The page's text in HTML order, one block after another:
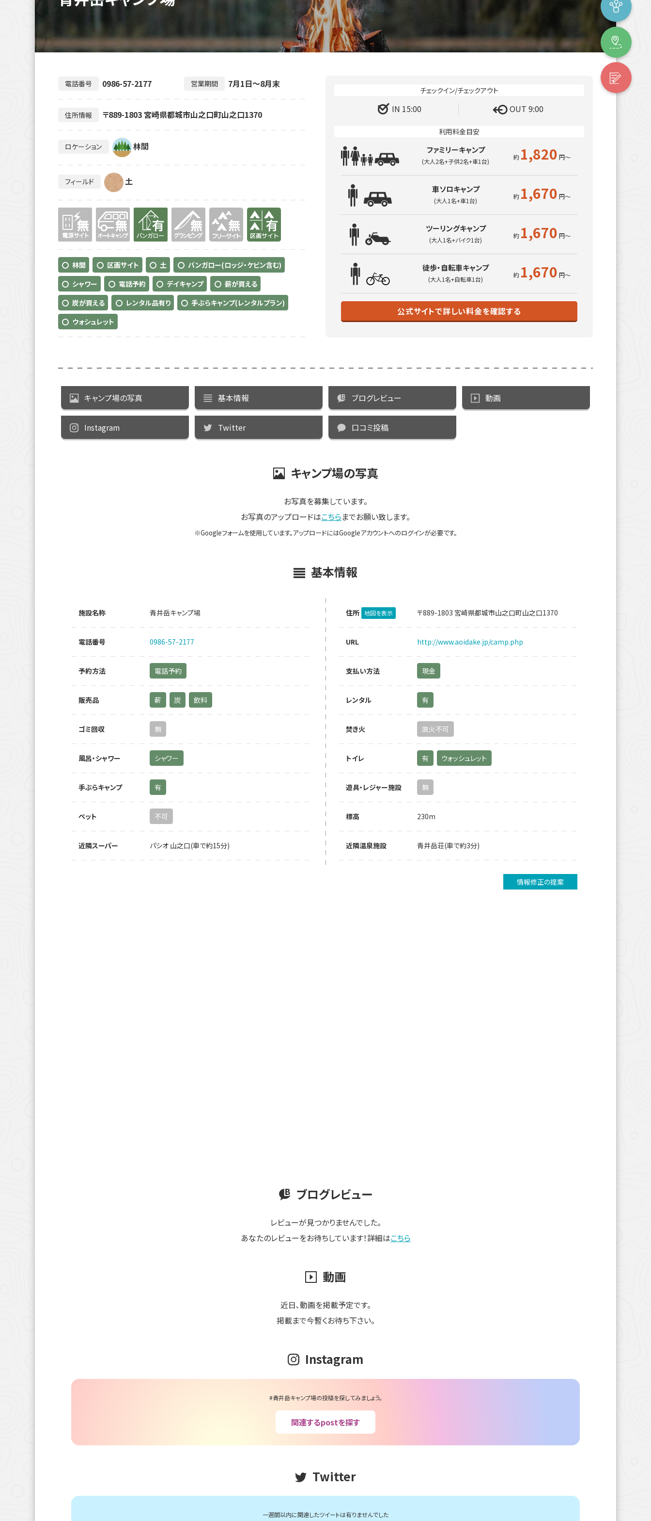
電話番号 0986-57-2177 営業期間 7月1日～8月末
住所情報 〒889-1803 宮崎県都城市山之口町山之口1370
ロケーション 林間
フィールド 土
無 無 有り 有り
林間 区画サイト 土
バンガロー(ロッジ・ケビン含む)
シャワー
電話予約 デイキャンプ
薪が買える
炭が買える
レンタル品有り
手ぶらキャンプ(レンタルプラン)
ウォシュレット
IN 15:00 OUT 9:00
ファミリーキャンプ
(大人2名+子供2名+車1台) 1,820
車ソロキャンプ
(大人1名+車1台) 1,670
ツーリングキャンプ
(大人1名+バイク1台) 1,670
徒歩・自転車キャンプ
(大人1名+自転車1台) 1,670
公式サイトで詳しい料金を確認する
キャンプ場の写真 基本情報 ブログレビュー 動画
Instagram Twitter 口コミ投稿
キャンプ場の写真
お写真を募集しています。
お写真のアップロードはこちらまでお願い致します。
※Googleフォームを使用しています。アップロードにはGoogleアカウントへのログインが必要です。
基本情報
施設名称 青井岳キャンプ場 住所 地図を表示 〒889-1803 宮崎県都城市山之口町山之口1370
電話番号 0986-57-2177 URL http://www.aoidake.jp/camp.php
予約方法 電話予約 支払い方法 現金
販売品 薪 炭 飲料 レンタル 有
ゴミ回収 無 焚き火 直火不可
風呂・シャワー シャワー トイレ 有 ウォッシュレット
手ぶらキャンプ 有 遊具・レジャー施設 無
ペット 不可 標高 230m
近隣スーパー パシオ 山之口(車で約15分) 近隣温泉施設 青井岳荘(車で約3分)
情報修正の提案
ブログレビュー
レビューが見つかりませんでした。
あなたのレビューをお待ちしています！詳細はこちら
動画
近日､動画を掲載予定です。
掲載まで今暫くお待ち下さい。
Instagram
#青井岳キャンプ場の投稿を探してみましょう。
関連するpostを探す
Twitter
一週間以内に関連したツイートは有りませんでした